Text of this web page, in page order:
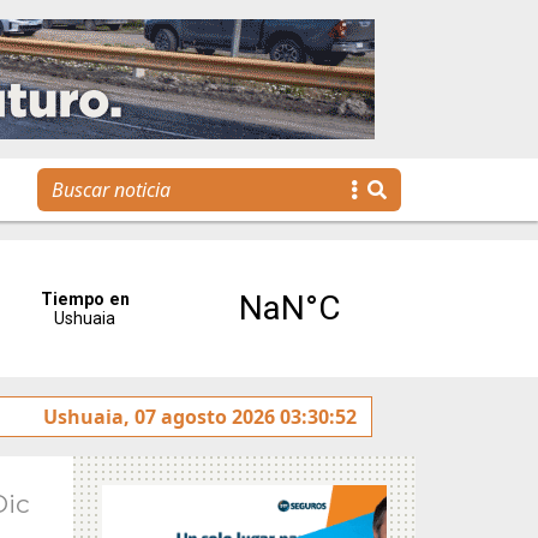
con una agenda para toda la familia
Ushuaia, 07 agosto 2026 03:30:52